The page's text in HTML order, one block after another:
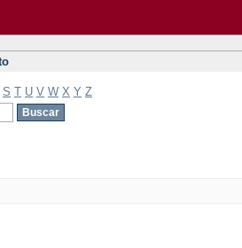
S T U V W X Y Z